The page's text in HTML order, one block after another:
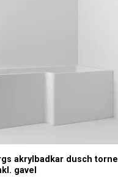
akrylbadkar dusch torne
gavel